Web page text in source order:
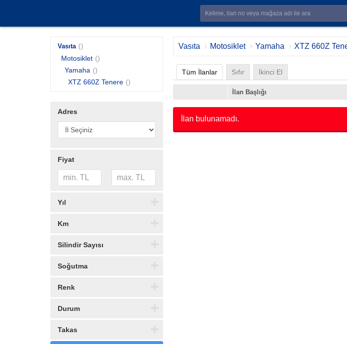
Vasıta ()
Motosiklet ()
Yamaha ()
XTZ 660Z Tenere ()
Adres
Fiyat
Yıl
Km
Silindir Sayısı
Soğutma
Renk
Durum
Takas
Vasıta Motosiklet Yamaha XTZ 660Z
Tüm İlanlar Sıfır İkinci El
İlan Başlığı
İlan bulunamadı.